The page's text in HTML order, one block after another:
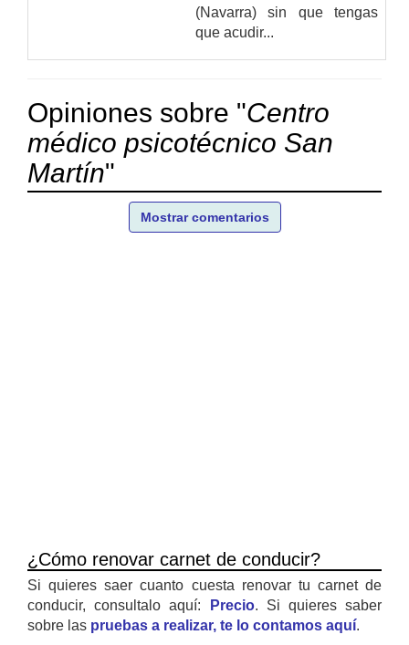
(Navarra) sin que tengas
que acudir...
Opiniones sobre "Centro
médico psicotécnico San
Martín"
Mostrar comentarios
¿Cómo renovar carnet de conducir?
Si quieres saer cuanto cuesta renovar tu carnet de
conducir, consultalo aquí:
Precio. Si quieres saber
sobre las pruebas a realizar, te lo contamos aquí.